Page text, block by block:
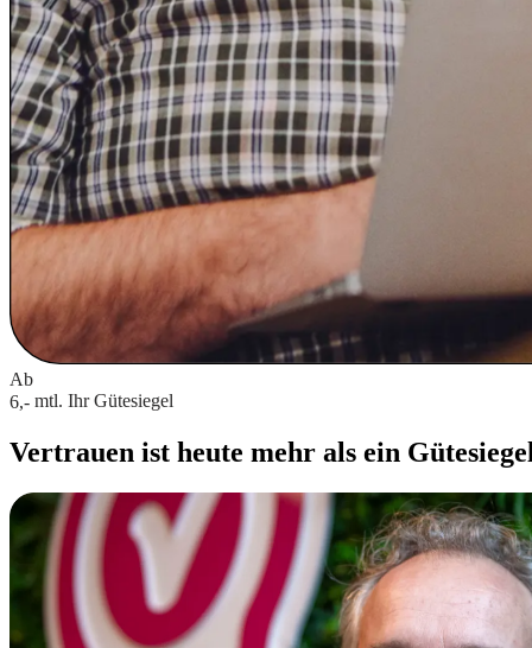
Ab
6,- mtl. Ihr Gütesiegel
Vertrauen ist heute mehr als ein